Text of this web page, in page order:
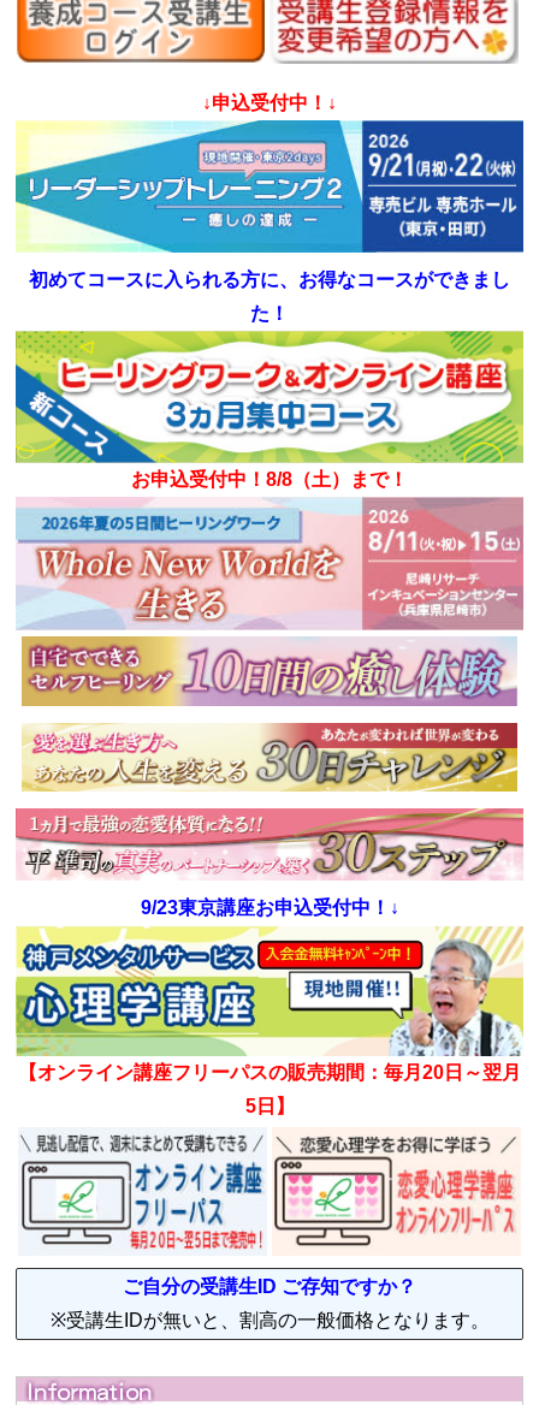
↓申込受付中！↓
初めてコースに入られる方に、お得なコースができまし
た！
お申込受付中！8/8（土）まで！
9/23東京講座お申込受付中！↓
【オンライン講座フリーパスの販売期間：毎月20日～翌月
5日】
ご自分の受講生ID ご存知ですか？
※受講生IDが無いと、割高の一般価格となります。